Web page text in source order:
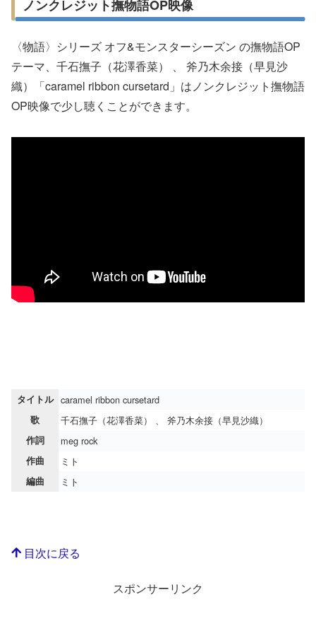
ノンクレジット撫物語OP映像
〈物語〉シリーズ オフ&モンスターシーズン の撫物語OP
テーマ、千石撫子（花澤香菜） 、 斧乃木余接（早見沙
織）「caramel ribbon cursetard」はノンクレジット撫物語
OP映像で少し聴くことができます。
タイトル caramel ribbon cursetard
歌 千石撫子（花澤香菜） 、 斧乃木余接（早見沙織）
作詞 meg rock
作曲 ミト
編曲 ミト
目次に戻る
スポンサーリンク